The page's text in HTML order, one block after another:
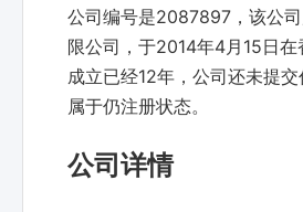
公司编号是2087897，该公
限公司，于2014年4月15日在
成立已经12年，公司还未提
属于仍注册状态。
公司详情